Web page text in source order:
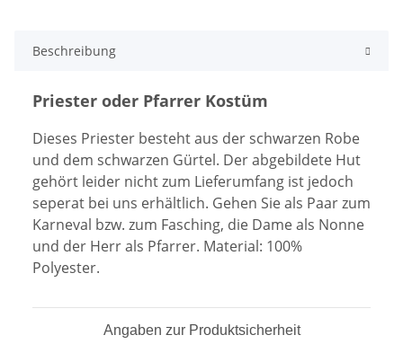
Beschreibung
Priester oder Pfarrer Kostüm
Dieses Priester besteht aus der schwarzen Robe
und dem schwarzen Gürtel. Der abgebildete Hut
gehört leider nicht zum Lieferumfang ist jedoch
seperat bei uns erhältlich. Gehen Sie als Paar zum
Karneval bzw. zum Fasching, die Dame als Nonne
und der Herr als Pfarrer. Material: 100%
Polyester.
Angaben zur Produktsicherheit